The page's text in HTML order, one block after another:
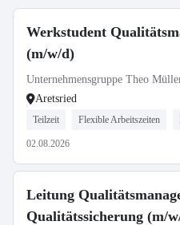
Werkstudent
(m/w/d)
Unternehmensgruppe Theo
Aretsried
Teilzeit Flexible Arbeitszeiten
02.08.2026
Leitung
Qualitätssicherung (m/